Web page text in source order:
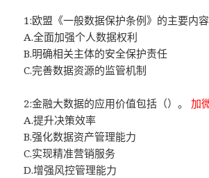
1:欧盟《一般数据保护条例》的主要内
A.全面加强个人数据权利
B.明确相关主体的安全保护责任
C.完善数据资源的监管机制
2:金融大数据的应用价值包括（）。加
A.提升决策效率
B.强化数据资产管理能力
C.实现精准营销服务
D.增强风控管理能力